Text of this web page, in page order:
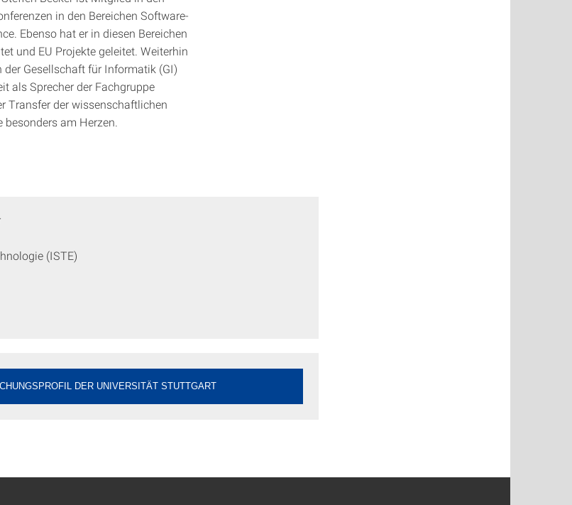
in den Bereichen Software-
Ebenso hat er in diesen Bereichen
und EU Projekte geleitet. Weiterhin
der Gesellschaft für Informatik (GI)
als Sprecher der Fachgruppe
Transfer der wissenschaftlichen
am Herzen.
(ISTE)
DER UNIVERSITÄT STUTTGART